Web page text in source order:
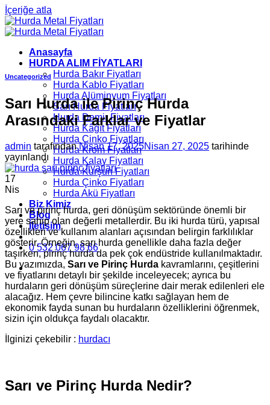
İçeriğe atla
Anasayfa
HURDA ALIM FİYATLARI
Hurda Bakır Fiyatları
Hurda Kablo Fiyatları
Hurda Alüminyum Fiyatları
Sarı Hurda Fiyatları
Hurda Demir Fiyatları
Hurda Kâğıt Fiyatları
Hurda Çinko Fiyatları
Hurda Krom Fiyatları
Hurda Kalay Fiyatları
Hurda Kurşun Fiyatları
Hurda Çinko Fiyatları
Hurda Akü Fiyatları
Biz Kimiz
Blog
İletişim
0 532 067 98 66
Uncategorized
Sarı Hurda ile Pirinç Hurda
Arasındaki Farklar ve Fiyatlar
admin tarafından Nisan 17, 2025Nisan 27, 2025 tarihinde
yayınlandı
17
Nis
Sarı ve pirinç hurda, geri dönüşüm sektöründe önemli bir
yere sahip olan değerli metallerdir. Bu iki hurda türü, yapısal
özellikleri ve kullanım alanları açısından belirgin farklılıklar
gösterir. Örneğin, sarı hurda genellikle daha fazla değer
taşırken, pirinç hurda da pek çok endüstride kullanılmaktadır.
Bu yazımızda, Sarı ve Pirinç Hurda kavramlarını, çeşitlerini
ve fiyatlarını detaylı bir şekilde inceleyecek; ayrıca bu
hurdaların geri dönüşüm süreçlerine dair merak edilenleri ele
alacağız. Hem çevre bilincine katkı sağlayan hem de
ekonomik fayda sunan bu hurdaların özelliklerini öğrenmek,
sizin için oldukça faydalı olacaktır.
İlginizi çekebilir : hurdacı
Sarı ve Pirinç Hurda Nedir?